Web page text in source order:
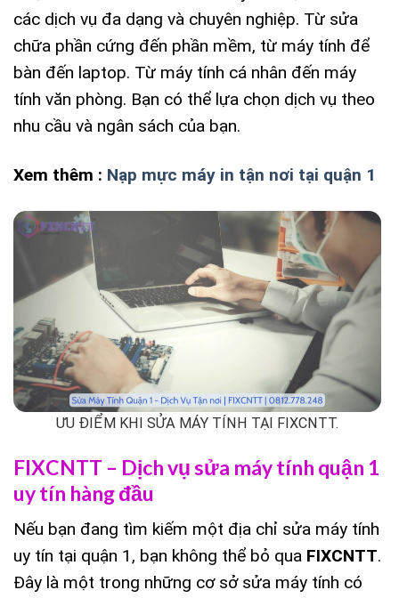
các dịch vụ đa dạng và chuyên nghiệp. Từ sửa
chữa phần cứng đến phần mềm, từ máy tính để
bàn đến laptop. Từ máy tính cá nhân đến máy
tính văn phòng. Bạn có thể lựa chọn dịch vụ theo
nhu cầu và ngân sách của bạn.
Xem thêm : Nạp mực máy in tận nơi tại quận 1
ƯU ĐIỂM KHI SỬA MÁY TÍNH TẠI FIXCNTT.
FIXCNTT – Dịch vụ sửa máy tính quận 1
uy tín hàng đầu
Nếu bạn đang tìm kiếm một địa chỉ sửa máy tính
uy tín tại quận 1, bạn không thể bỏ qua FIXCNTT.
Đây là một trong những cơ sở sửa máy tính có